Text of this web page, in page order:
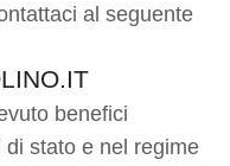
al seguente
benefici
stato e nel regime